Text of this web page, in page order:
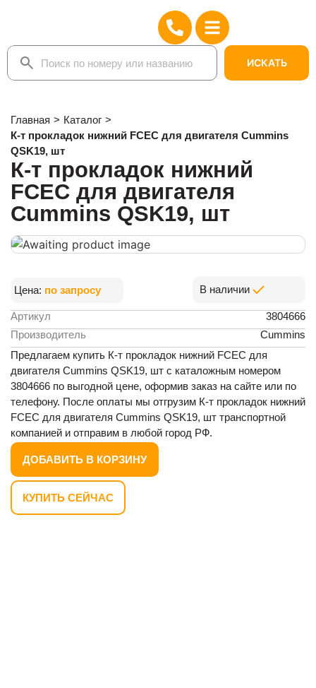
ИСКАТЬ
Главная > Каталог >
К-т прокладок нижний FCEC для двигателя Cummins
QSK19, шт
К-т прокладок нижний
FCEC для двигателя
Cummins QSK19, шт
Цена: по запросу В наличии
Артикул
3804666
Производитель
Cummins
Предлагаем купить К-т прокладок нижний FCEC для
двигателя Cummins QSK19, шт с каталожным номером
3804666 по выгодной цене, оформив заказ на сайте или по
телефону. После оплаты мы отгрузим К-т прокладок нижний
FCEC для двигателя Cummins QSK19, шт транспортной
компанией и отправим в любой город РФ.
ДОБАВИТЬ В КОРЗИНУ
КУПИТЬ СЕЙЧАС